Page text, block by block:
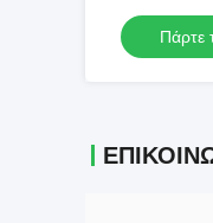
4794132
Πάρτε